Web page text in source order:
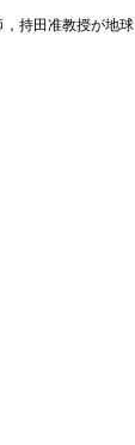
持田准教授が地球